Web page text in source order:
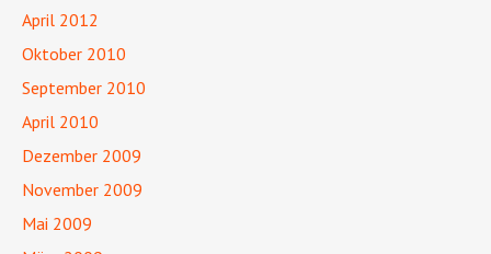
April 2012
Oktober 2010
September 2010
April 2010
Dezember 2009
November 2009
Mai 2009